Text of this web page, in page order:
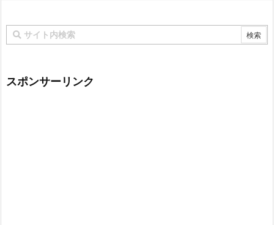
スポンサーリンク